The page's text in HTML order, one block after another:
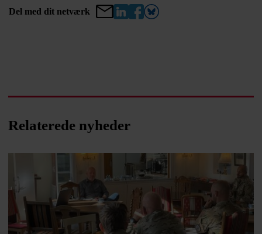
Del med dit netværk
Relaterede nyheder